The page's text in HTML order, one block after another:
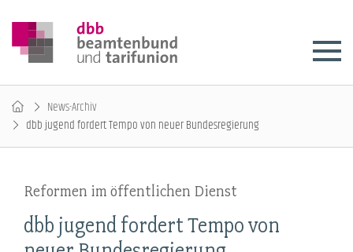
News-Archiv
dbb jugend fordert Tempo von neuer Bundesregierung
Reformen im öffentlichen Dienst
dbb jugend fordert Tempo von